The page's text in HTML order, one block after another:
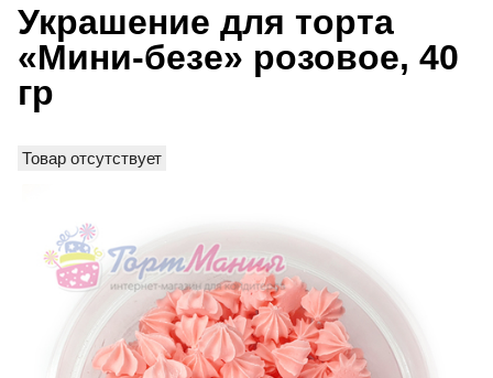
Украшение для торта
«Мини-безе» розовое, 40
гр
Товар отсутствует